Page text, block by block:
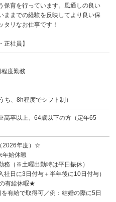
保育を行っています。風通しの良い
ままでの経験を反映してより良い保
タリなお仕事です！
正社員】
度勤務
ち、8h程度でシフト制）
卒以上、64歳以下の方（定年65
2026年度）☆
年始休暇
務（※土曜出勤時は平日振休）
社日に3日付与＋半年後に10日付与）
有給休暇★
を有給で取得可／例：結婚の際に5日